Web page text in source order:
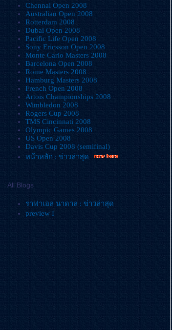
Chennai Open 2008
Australian Open 2008
Rotterdam 2008
Dubai Open 2008
Pacific Life Open 2008
Sony Ericsson Open 2008
Monte Carlo Masters 2008
Barcelona Open 2008
Rome Masters 2008
Hamburg Masters 2008
French Open 2008
Artois Championships 2008
Wimbledon 2008
Rogers Cup 2008
TMS Cincinnati 2008
Olympic Games 2008
US Open 2008
Davis Cup 2008 (semifinal)
หน้าหลัก : ข่าวล่าสุด
All Blogs
ราฟาเอล นาดาล : ข่าวล่าสุด
preview I